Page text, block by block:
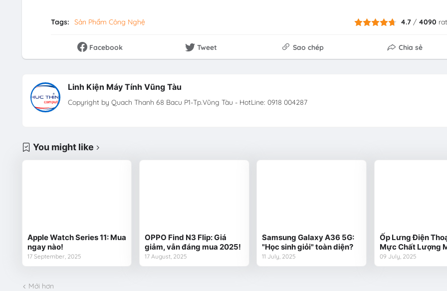
Tags: Sản Phẩm Công Nghệ 4.7 / 4090
Facebook Tweet Sao chép Chia sẻ
Linh Kiện Máy Tính Vũng Tàu
Copyright by Quach Thanh 68 Bacu P1-Tp.Vũng Tàu - HotLine: 0918 004287
You might like
Apple Watch Series 11: Mua
ngay nào!
17 September, 2025
OPPO Find N3 Flip: Giá
giảm, vẫn đáng mua 2025!
17 August, 2025
Samsung Galaxy A36 5G:
"Học sinh giỏi" toàn diện?
11 July, 2025
Ốp Lưng Điện
Mực Chất Lượng
09 July, 2025
Mới hơn